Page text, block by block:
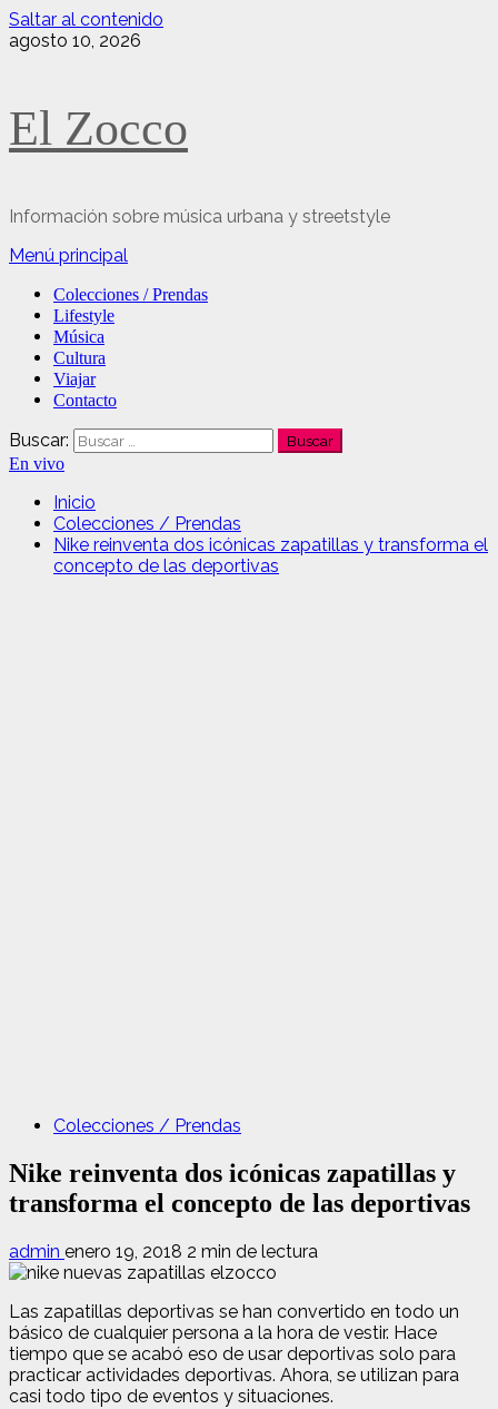
Saltar al contenido
agosto 10, 2026
El Zocco
Información sobre música urbana y streetstyle
Menú principal
Colecciones / Prendas
Lifestyle
Música
Cultura
Viajar
Contacto
Buscar:
En vivo
Inicio
Colecciones / Prendas
Nike reinventa dos icónicas zapatillas y transforma el
concepto de las deportivas
Colecciones / Prendas
Nike reinventa dos icónicas zapatillas y
transforma el concepto de las deportivas
admin enero 19, 2018 2 min de lectura
Las zapatillas deportivas se han convertido en todo un
básico de cualquier persona a la hora de vestir. Hace
tiempo que se acabó eso de usar deportivas solo para
practicar actividades deportivas. Ahora, se utilizan para
casi todo tipo de eventos y situaciones.